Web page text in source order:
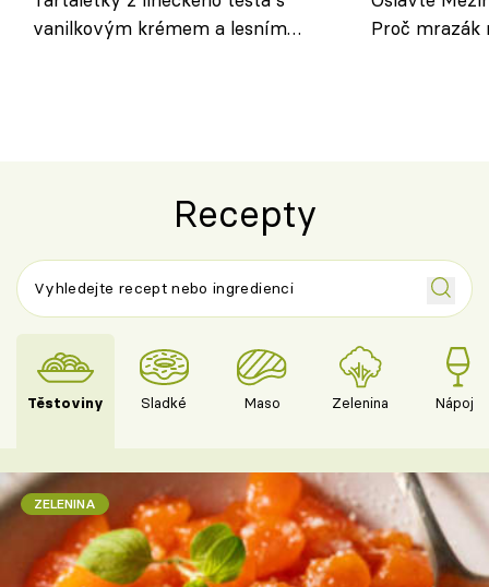
vanilkovým krémem a lesním
Proč
Recepty
Těstoviny Sladké Maso Zelenina Nápoje
ZELENINA